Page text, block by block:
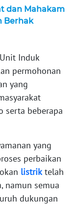
dan Mahakam
Berhak
Induk
permohonan
yang
serta beberapa
yang
perbaikan
listriktelah
namun semua
dukungan